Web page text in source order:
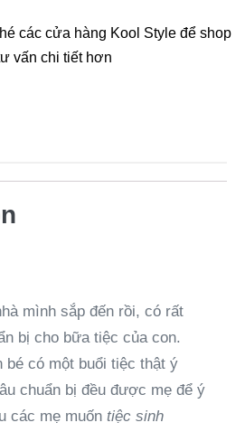
các cửa hàng Kool Style để shop
vấn chi tiết hơn
mình sắp đến rồi, có rất
bị cho bữa tiệc của con.
bé có một buổi tiệc thật ý
chuẩn bị đều được mẹ để ý
các mẹ muốn tiệc sinh